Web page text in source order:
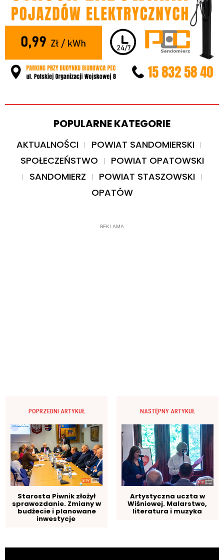
POPULARNE KATEGORIE
AKTUALNOŚCI
POWIAT SANDOMIERSKI
SPOŁECZEŃSTWO
POWIAT OPATOWSKI
SANDOMIERZ
POWIAT STASZOWSKI
OPATÓW
REKLAMA
POPRZEDNI ARTYKUŁ
Starosta Piwnik złożył
sprawozdanie. Zmiany w
budżecie i planowane
inwestycje
NASTĘPNY ARTYKUŁ
Artystyczna uczta w
Wiśniowej. Malarstwo,
literatura i muzyka